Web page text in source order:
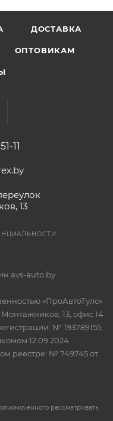
ДОСТАВКА
ОПТОВИКАМ
11
13
avs-auto.by
«ПроАвтоТулс»
13, офис 14
№ 193789155,
12.09.2024
реестре: № 749745 от
рассматривать